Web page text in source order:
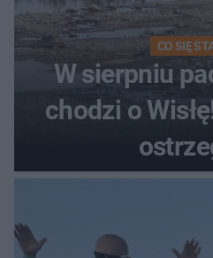
CO SIĘ
W sierpniu
chodzi o